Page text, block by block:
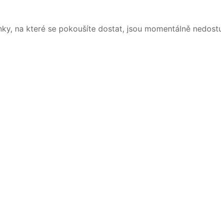
na které se pokoušíte dostat, jsou momentálně